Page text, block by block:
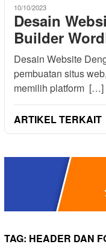
10/10/2023
Desain
Builder
Desain Website
pembuatan situs
memilih platform […]
ARTIKEL TERKAIT
TAG: HEADER DAN